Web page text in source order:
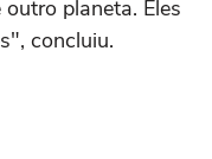
planeta. Eles
concluiu.